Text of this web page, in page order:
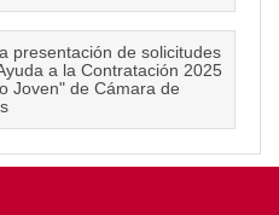
presentación de solicitudes
a la Contratación 2025
Joven" de Cámara de